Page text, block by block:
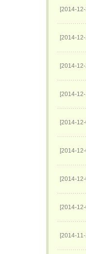
[2014-
[2014-
[2014-
[2014-
[2014-
[2014-
[2014-
[2014-
[2014-